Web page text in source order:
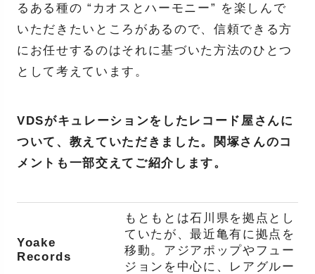
るある種の “カオスとハーモニー” を楽しんで
いただきたいところがあるので、信頼できる方
にお任せするのはそれに基づいた方法のひとつ
として考えています。
VDSがキュレーションをしたレコード屋さんに
ついて、教えていただきました。関塚さんのコ
メントも一部交えてご紹介します。
Yoake
Records
もともとは石川県を拠点とし
ていたが、最近亀有に拠点を
移動。アジアポップやフュー
ジョンを中心に、レアグルー